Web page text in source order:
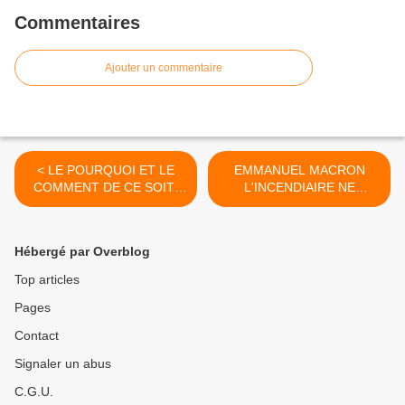
Commentaires
Ajouter un commentaire
< LE POURQUOI ET LE
COMMENT DE CE SOIT-
DISANT SURPRENANT
LÉGISLATIVES DE JUIN
EMMANUEL MACRON
L'INCENDIAIRE NE
DEVIENT PAS POMPIER >
Hébergé par Overblog
Top articles
Pages
Contact
Signaler un abus
C.G.U.